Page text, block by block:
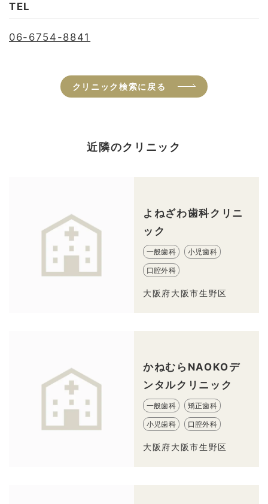
TEL
06-6754-8841
クリニック検索に戻る
近隣のクリニック
よねざわ歯科クリニ
ック
一般歯科 小児歯科
口腔外科
大阪府大阪市生野区
かねむらNAOKOデ
ンタルクリニック
一般歯科 矯正歯科
小児歯科 口腔外科
大阪府大阪市生野区